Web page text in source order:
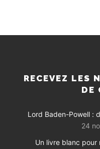
RECEVEZ LES
DE
Lord Baden-Powell :
24
Un livre blanc pour